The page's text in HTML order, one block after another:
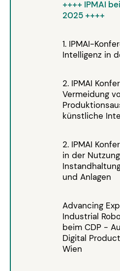
++++ IPMAI
2025 ++++
1. IPMAI-
Intelligenz in
2. IPMAI
Vermeidung
künstliche
2. IPMAI
in der
und Anlagen
Advancing
Industrial
beim CDP -
Digital
Wien